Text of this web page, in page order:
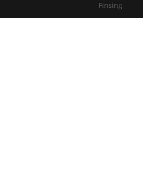
Finsing